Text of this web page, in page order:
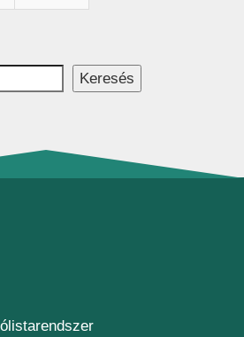
Keresés
(új ablakban nyílik